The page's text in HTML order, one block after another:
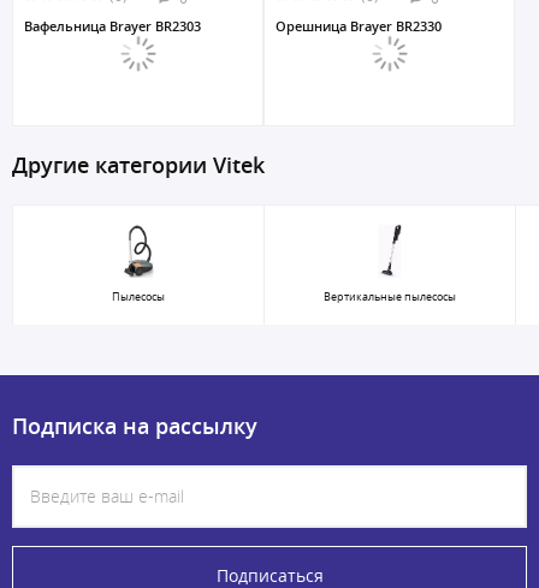
Вафельница Brayer BR2303 Орешница Brayer BR2330
Другие категории Vitek
Пылесосы Вертикальные пылесосы
Подписка на рассылку
Подписаться